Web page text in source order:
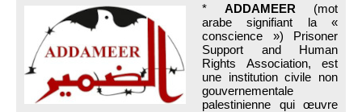
* ADDAMEER (mot
arabe signifiant la «
conscience ») Prisoner
Support and Human
Rights Association, est
une institution civile non
gouvernementale
palestinienne qui œuvre